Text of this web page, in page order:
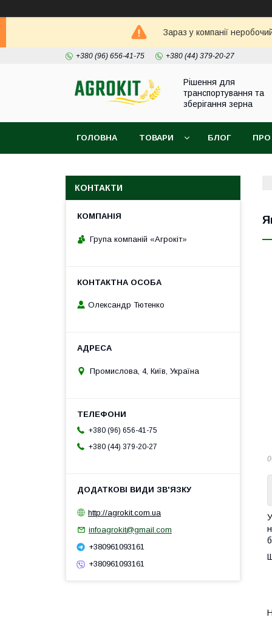
Зараз у компанії
+380 (96) 656-41-75 +380 (44) 379-20-27
Рішення для
транспортування та
зберігання зерна
ГОЛОВНА ТОВАРИ БЛОГ
КОНТАКТИ
Група компаній «Агрокіт»
Олександр Тютенко
Промислова, 4, Київ, Україна
+380 (96) 656-41-75
+380 (44) 379-20-27
http://agrokit.com.ua
infoagrokit@gmail.com
+380961093161
+380961093161